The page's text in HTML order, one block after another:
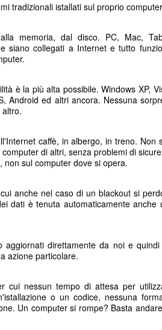
tradizionali istallati sul proprio computer
memoria, dal disco. PC, Mac,
siano collegati a Internet e tutto
è la più alta possibile. Windows XP,
ed altri ancora. Nessuna
caffè, in albergo, in treno. Non
di altri, senza problemi di
sul computer dove si opera.
anche nel caso di un blackout si
dati è tenuta automaticamente anche
aggiornati direttamente da noi e
azione particolare.
cui nessun tempo di attesa per
o un codice, nessuna
Un computer si rompe? Basta